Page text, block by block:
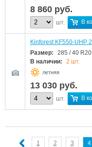
8 860 руб.
шт. В
Kinforest KF550-UHP
Размер:
285 / 40 R20
В наличии:
2 шт.
летняя
13 030 руб.
шт. В
1 2 3 4